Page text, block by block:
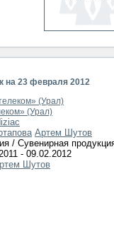
нет данных
на 23 февраля 2012
(Урал)
(Урал)
Артем Шутов
/ Сувенирная
- 09.02.2012
Шутов